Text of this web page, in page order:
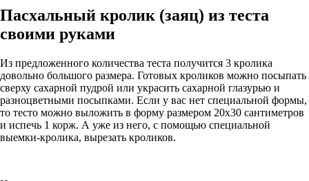
Пасхальный кролик (заяц) из теста
своими руками
Из предложенного количества теста получится 3 кролика
довольно большого размера. Готовых кроликов можно посыпать
сверху сахарной пудрой или украсить сахарной глазурью и
разноцветными посыпками. Если у вас нет специальной формы,
то тесто можно выложить в форму размером 20х30 сантиметров
и испечь 1 корж. А уже из него, с помощью специальной
выемки-кролика, вырезать кроликов.